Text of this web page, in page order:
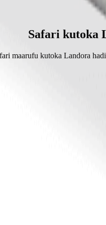
Safari kutoka
maarufu kutoka Landora